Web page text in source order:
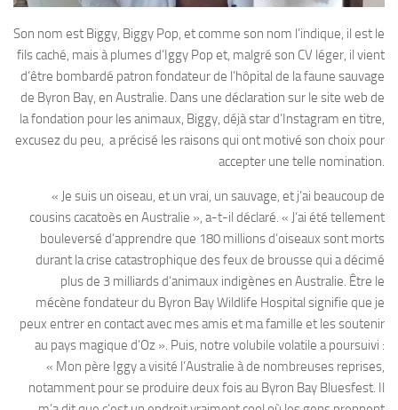
Son nom est Biggy, Biggy Pop, et comme son nom l’indique, il est le
fils caché, mais à plumes d’Iggy Pop et, malgré son CV léger, il vient
d’être bombardé patron fondateur de l’hôpital de la faune sauvage
de Byron Bay, en Australie. Dans une déclaration sur le site web de
la fondation pour les animaux, Biggy, déjà star d’Instagram en titre,
excusez du peu, a précisé les raisons qui ont motivé son choix pour
accepter une telle nomination.
« Je suis un oiseau, et un vrai, un sauvage, et j’ai beaucoup de
cousins cacatoès en Australie », a-t-il déclaré. « J’ai été tellement
bouleversé d’apprendre que 180 millions d’oiseaux sont morts
durant la crise catastrophique des feux de brousse qui a décimé
plus de 3 milliards d’animaux indigènes en Australie. Être le
mécène fondateur du Byron Bay Wildlife Hospital signifie que je
peux entrer en contact avec mes amis et ma famille et les soutenir
au pays magique d’Oz ». Puis, notre volubile volatile a poursuivi :
« Mon père Iggy a visité l’Australie à de nombreuses reprises,
notamment pour se produire deux fois au Byron Bay Bluesfest. Il